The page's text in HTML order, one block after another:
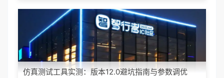
仿真测试工具实测：版本12.0避坑指南与参数调优